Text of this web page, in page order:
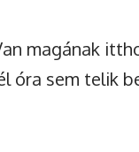
magának
óra sem telik